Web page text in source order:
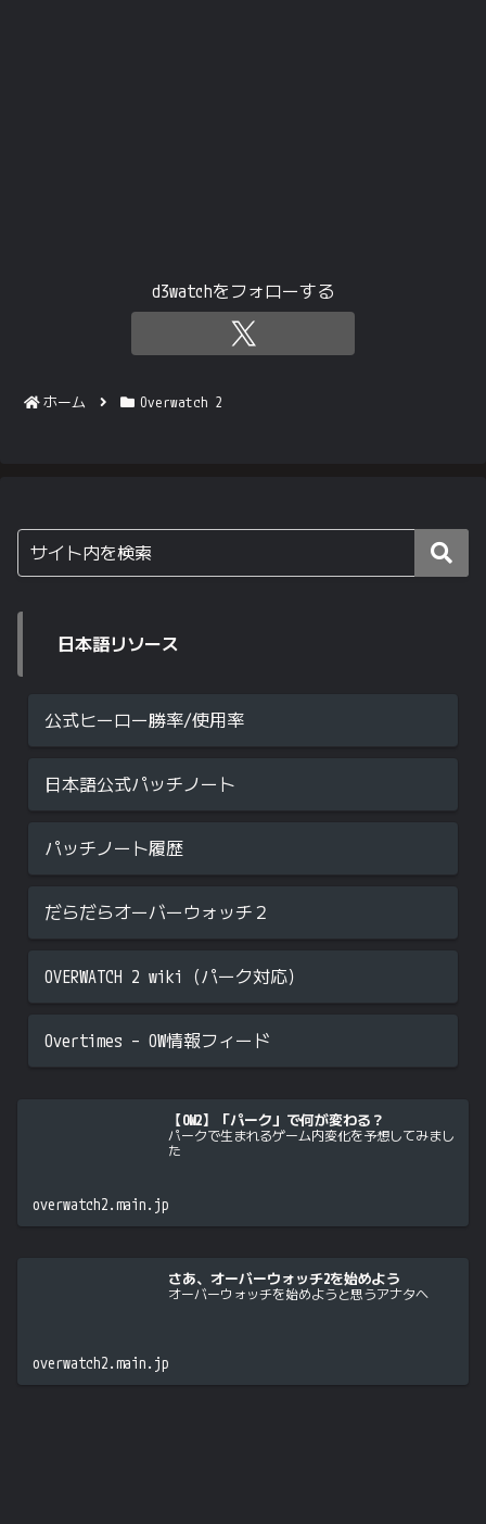
d3watchをフォローする
ホーム Overwatch 2
日本語リソース
公式ヒーロー勝率/使用率
日本語公式パッチノート
パッチノート履歴
だらだらオーバーウォッチ２
OVERWATCH 2 wiki（パーク対応）
Overtimes – OW情報フィード
【OW2】「パーク」で何が変わる？
パークで生まれるゲーム内変化を予想してみまし
た
overwatch2.main.jp
さあ、オーバーウォッチ2を始めよう
オーバーウォッチを始めようと思うアナタへ
overwatch2.main.jp